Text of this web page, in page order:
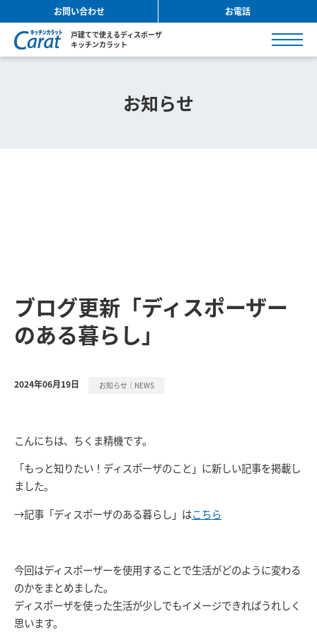
お問い合わせ お電話
戸建てで使えるディスポーザ
キッチンカラット
お知らせ
ブログ更新「ディスポーザー
のある暮らし」
2024年06月19日 お知らせ｜NEWS
こんにちは、ちくま精機です。
「もっと知りたい！ディスポーザのこと」に新しい記事を掲載し
ました。
→記事「ディスポーザのある暮らし」はこちら
今回はディスポーザーを使用することで生活がどのように変わる
のかをまとめました。
ディスポーザを使った生活が少しでもイメージできればうれしく
思います。